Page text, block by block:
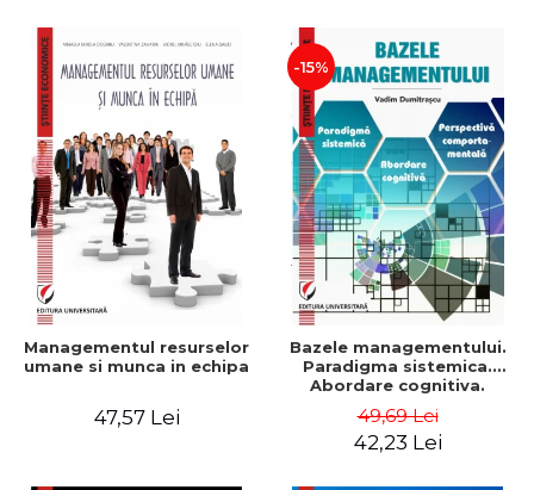
Managementul resurselor
umane si munca in echipa
47,57 Lei
-15%
Bazele managementului.
Paradigma sistemica.
Abordare cognitiva.
comportamentala - Vadim
Dumitrascu
49,69 Lei
42,23 Lei